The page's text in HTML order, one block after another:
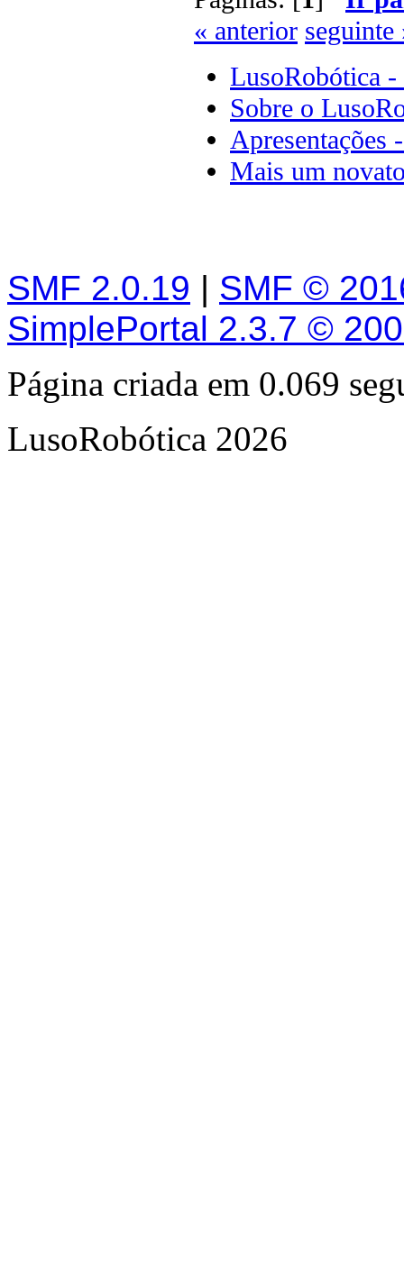
« anterior seguinte
LusoRobótica -
Sobre o
Apresentações
Mais um
SMF 2.0.19 | SMF ©
SimplePortal 2.3.7 ©
Página criada em 0.069
LusoRobótica 2026